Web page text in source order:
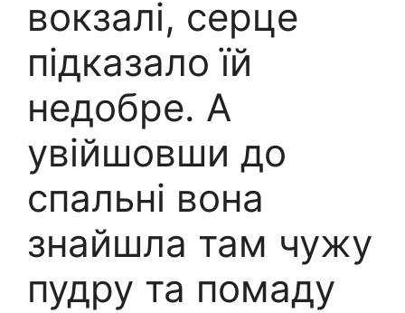
вокзалі, серце
підказало їй
недобре. А
увійшовши до
спальні вона
знайшла там чужу
пудру та помаду